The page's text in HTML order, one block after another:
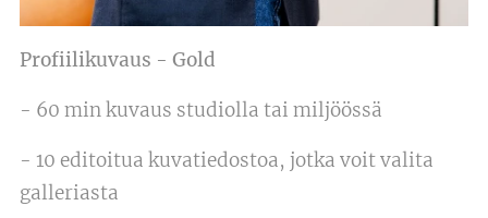
Profiilikuvaus - Gold
- 60 min kuvaus studiolla tai miljöössä
- 10 editoitua kuvatiedostoa, jotka voit valita
galleriasta